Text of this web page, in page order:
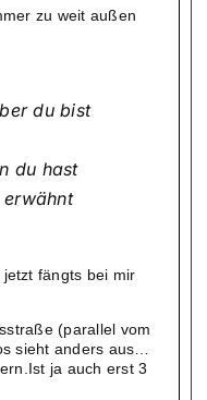
zu weit außen
du bist
du hast
fängts bei mir
(parallel vom
sieht anders aus…
ja auch erst 3